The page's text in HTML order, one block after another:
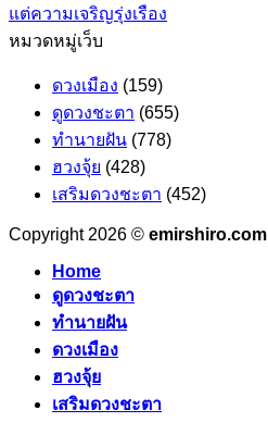
แต่ความเจริญรุ่งเรือง
หมวดหมู่เว็บ
ดวงเมือง (159)
ดูดวงชะตา (655)
ทำนายฝัน (778)
ฮวงจุ้ย (428)
เสริมดวงชะตา (452)
Copyright 2026 © emirshiro.com
Home
ดูดวงชะตา
ทำนายฝัน
ดวงเมือง
ฮวงจุ้ย
เสริมดวงชะตา